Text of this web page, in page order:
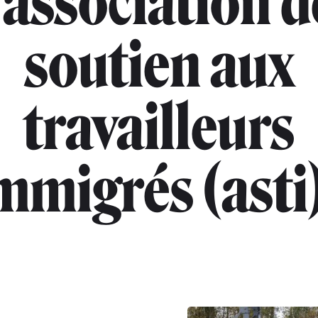
soutien aux
travailleurs